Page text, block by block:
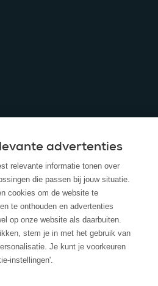
advertenties
relevante informatie tonen over
die passen bij jouw situatie.
cookies om de website te
te onthouden en advertenties
op onze website als daarbuiten.
stem je in met het gebruik van
Je kunt je voorkeuren
instellingen'.